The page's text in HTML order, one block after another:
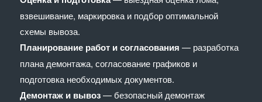
взвешивание, маркировка и подбор оптимальной
схемы вывоза.
Планирование работ и согласования — разработка
плана демонтажа, согласование графиков и
подготовка необходимых документов.
Демонтаж и вывоз— безопасный демонтаж